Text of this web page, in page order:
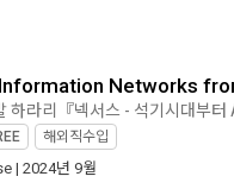
Networks
하라리『넥서스 - 석기시대부터
해외직수입
| 2024년 9월